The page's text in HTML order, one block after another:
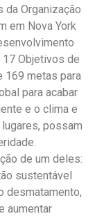
da Organização
em Nova York
Objetivos de
169 metas para
para acabar
e o clima e
possam
de um deles:
sustentável
desmatamento,
aumentar